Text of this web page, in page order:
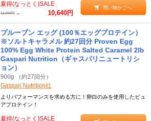
夏得(なっとく)SALE
11,200円 → 10,640円
買い物かごへ
プルーブン エッグ (100％エッグプロテイン）
※ソルトキャラメル 約27回分 Proven Egg
100% Egg White Protein Salted Caramel 2lb
Gaspari Nutrition（ギャスパリニュートリシ
ョン）
900g （約27回分）
Gaspari Nutrition社
よりパフォーマンスを求める方に！卵白のみを使用したピュ
アプロテイン！
夏得(なっとく)SALE